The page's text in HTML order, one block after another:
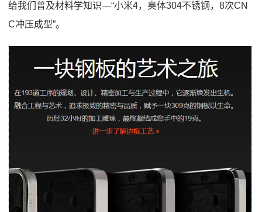
给我们普及材料学知识—“小米4，奥体304不锈钢，8次CN
C冲压成型”。